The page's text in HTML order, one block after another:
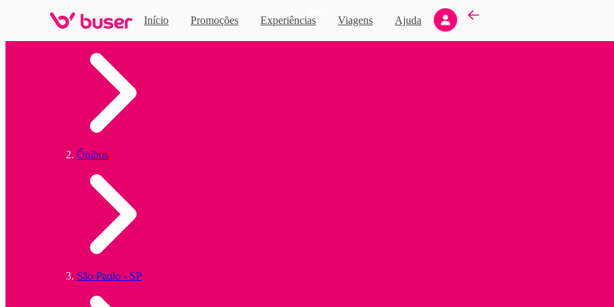
Início Promoções Experiências Viagens Ajuda
Ônibus
São Paulo - SP